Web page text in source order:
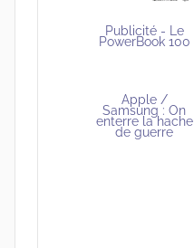
Publicité - Le
PowerBook 100
Apple /
Samsung : On
enterre la hache
de guerre